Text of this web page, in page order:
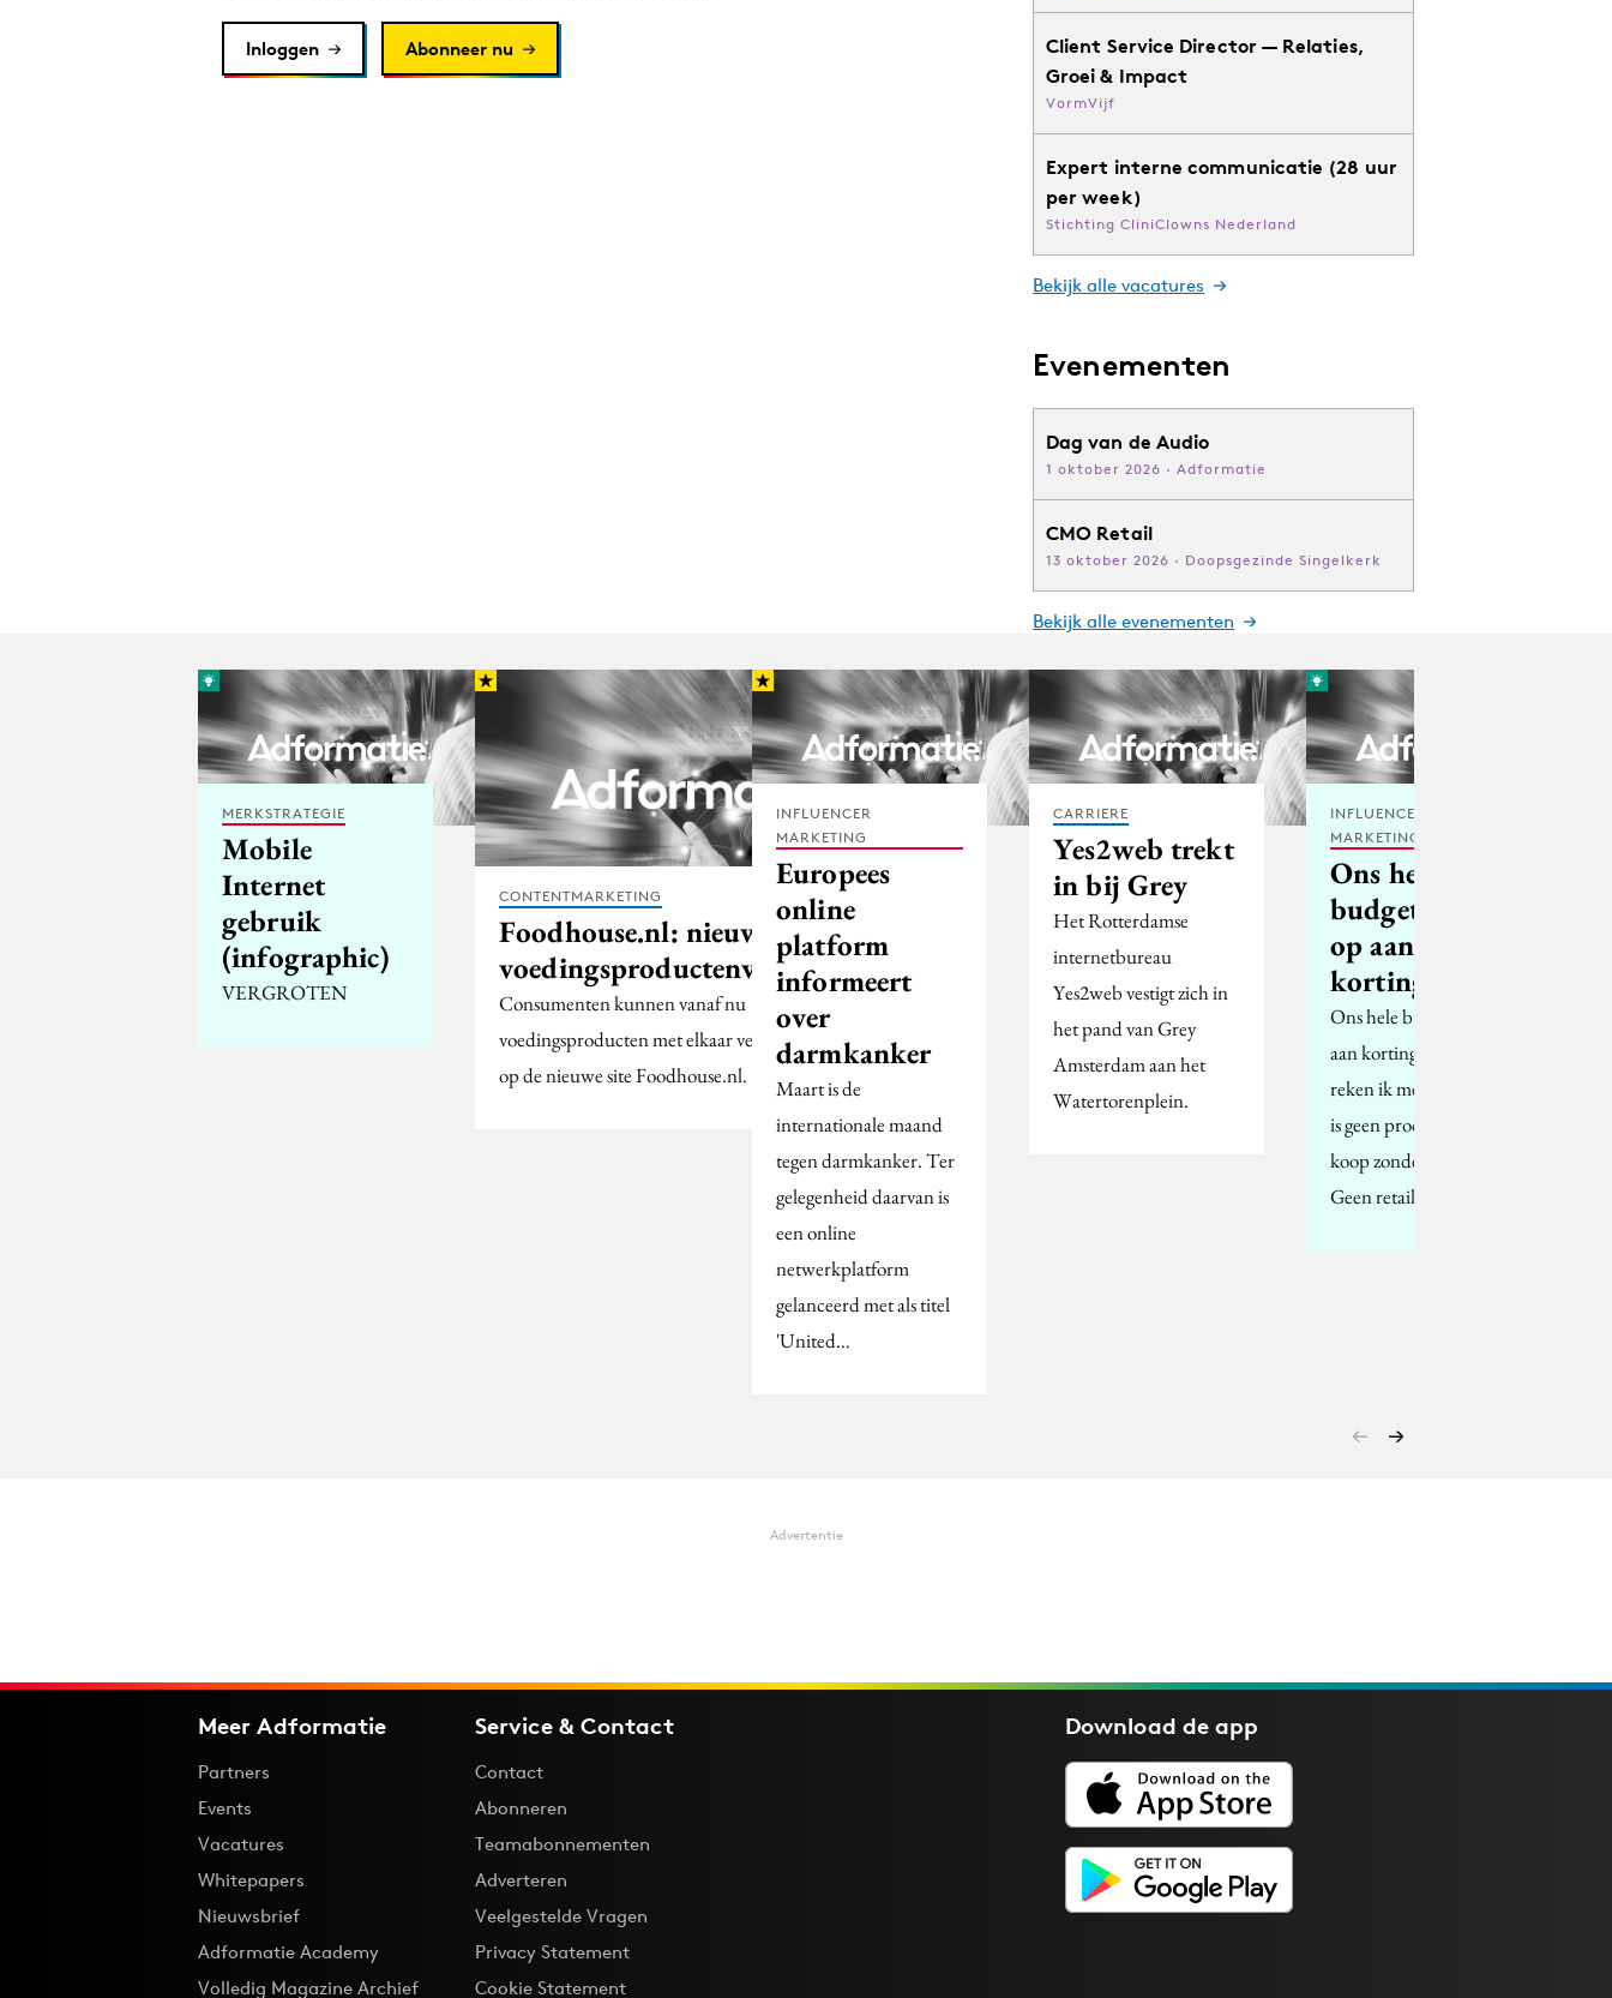
Inloggen Abonneer nu
Client Service Director — Relaties,
Groei & Impact
VormVijf
Expert interne communicatie (28 uur
per week)
Stichting CliniClowns Nederland
Bekijk alle vacatures
Evenementen
Dag van de Audio
1 oktober 2026 · Adformatie
CMO Retail
13 oktober 2026 · Doopsgezinde Singelkerk
Bekijk alle evenementen
MERKSTRATEGIE
Mobile
Internet
gebruik
(infographic)
VERGROTEN
CONTENTMARKETING
Foodhouse.nl: nieuwe
voedingsproductenvergelijker
Consumenten kunnen vanaf nu
voedingsproducten met elkaar vergelijken
op de nieuwe site Foodhouse.nl.
INFLUENCER
MARKETING
Europees
online
platform
informeert
over
darmkanker
Maart is de
internationale maand
tegen darmkanker. Ter
gelegenheid daarvan is
een online
netwerkplatform
gelanceerd met als titel
'United…
CARRIERE
Yes2web trekt
in bij Grey
Het Rotterdamse
internetbureau
Yes2web vestigt zich in
het pand van Grey
Amsterdam aan het
Watertorenplein.
INFLUENCER
MARKETING
Ons hele
budget gaat
op aan
korting…
Ons hele budget gaat op
aan korting... Of: hoe
reken ik mezelf arm! Er
is geen product meer te
koop zonder korting.
Geen retailer…
Advertentie
Meer Adformatie
Partners
Events
Vacatures
Whitepapers
Nieuwsbrief
Adformatie Academy
Volledig Magazine Archief
Service & Contact
Contact
Abonneren
Teamabonnementen
Adverteren
Veelgestelde Vragen
Privacy Statement
Cookie Statement
Download deapp